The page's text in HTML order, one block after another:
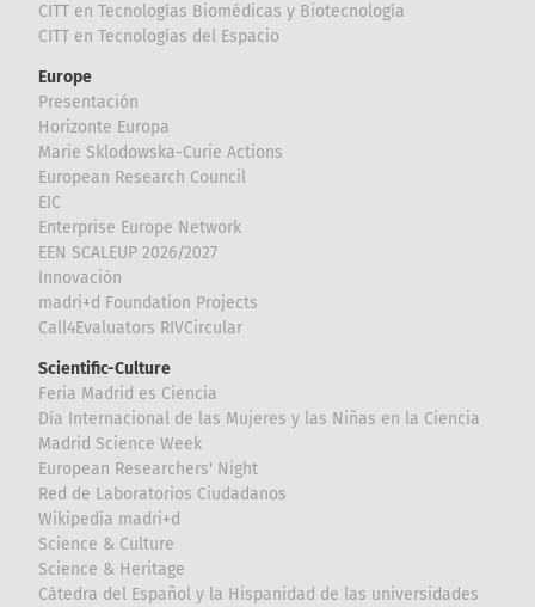
CITT en Tecnologías Biomédicas y Biotecnología
CITT en Tecnologías del Espacio
Europe
Presentación
Horizonte Europa
Marie Sklodowska-Curie Actions
European Research Council
EIC
Enterprise Europe Network
EEN SCALEUP 2026/2027
Innovación
madri+d Foundation Projects
Call4Evaluators RIVCircular
Scientific-Culture
Feria Madrid es Ciencia
Día Internacional de las Mujeres y las Niñas en la Ciencia
Madrid Science Week
European Researchers' Night
Red de Laboratorios Ciudadanos
Wikipedia madri+d
Science & Culture
Science & Heritage
Cátedra del Español y la Hispanidad de las universidades